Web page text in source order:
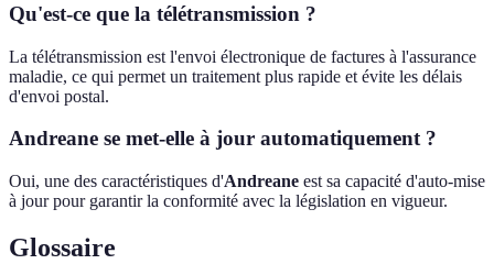
Qu'est-ce que la télétransmission ?
La télétransmission est l'envoi électronique de factures à l'assurance
maladie, ce qui permet un traitement plus rapide et évite les délais
d'envoi postal.
Andreane se met-elle à jour automatiquement ?
Oui, une des caractéristiques d'Andreane est sa capacité d'auto-mise
à jour pour garantir la conformité avec la législation en vigueur.
Glossaire